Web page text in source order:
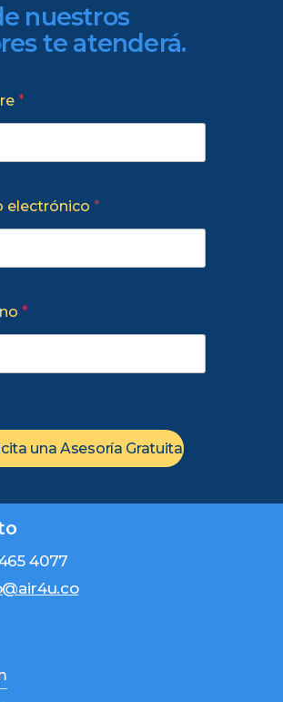
nuestros
te atenderá.
*
electrónico *
*
una Asesoría Gratuita
4077